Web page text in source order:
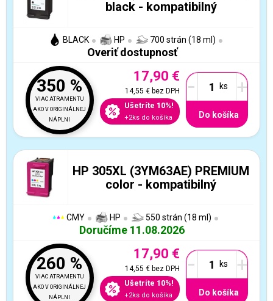
black - kompatibilný
BLACK HP 700 strán (18 ml)
Overiť dostupnosť
350 %
VIAC ATRAMENTU
AKO V ORIGINÁLNEJ
NÁPLNI
17,90 €
14,55 €bez DPH
Ušetríte 10%!
+2ks do košíka
- +
Do košíka
HP 305XL (3YM63AE) PREMIUM
color - kompatibilný
CMY HP 550 strán (18 ml)
Doručíme 11.08.2026
260 %
VIAC ATRAMENTU
AKO V ORIGINÁLNEJ
NÁPLNI
17,90 €
14,55 €bez DPH
Ušetríte 10%!
+2ks do košíka
- +
Do košíka